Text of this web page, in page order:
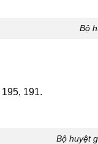
Bộ
191.
Bộ huyệt